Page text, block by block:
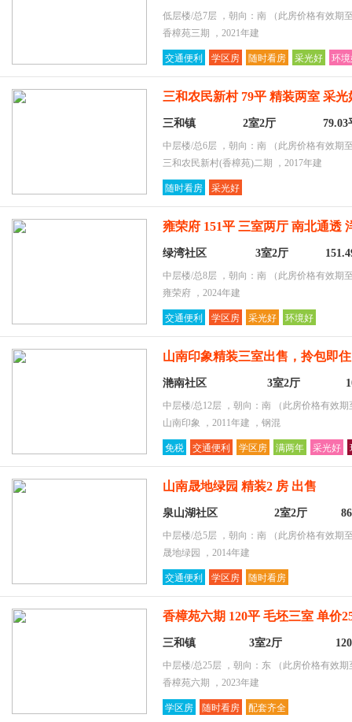
低层楼/总7层 ，朝向：南
（此房价格有效期
香樟苑三期 ，2021年建
交通便利 学区房 随时看房 采光好 环
三和农民新村 79平 精装两室 采
三和镇 2室2厅 79.03
中层楼/总6层 ，朝向：南
（此房价格有效期
三和农民新村(香樟苑)二期 ，2017年建
随时看房 采光好
雍荣府 151平 三室两厅 南北通透
绿湾社区 3室2厅
中层楼/总8层 ，朝向：南
（此房价格有效期
雍荣府 ，2024年建
交通便利 学区房 采光好 环境好
山南印象精装三室出售，拎包即住
滟南社区 3室2厅
中层楼/总12层 ，朝向：南
（此房价格有效
山南印象 ，2011年建 ，钢混
免税 交通便利 学区房 满两年 采光好
山南晟地绿园 精装2 房 出售
泉山湖社区 2室2厅
中层楼/总5层 ，朝向：南
（此房价格有效期
晟地绿园 ，2014年建
交通便利 学区房 随时看房
香樟苑六期 120平 毛坯三室 单价
三和镇 3室2厅
中层楼/总25层 ，朝向：东
（此房价格有效
香樟苑六期 ，2023年建
学区房 随时看房 配套齐全